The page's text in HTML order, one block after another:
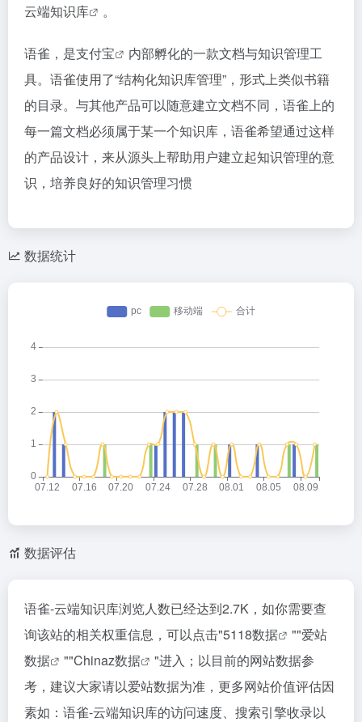
云端知识库
。
语雀，是支付宝
内部孵化的一款文档与知识管理工
具。语雀使用了“结构化知识库管理”，形式上类似书籍
的目录。与其他产品可以随意建立文档不同，语雀上的
每一篇文档必须属于某一个知识库，语雀希望通过这样
的产品设计，来从源头上帮助用户建立起知识管理的意
识，培养良好的知识管理习惯
数据统计
数据评估
语雀-云端知识库浏览人数已经达到2.7K，如你需要查
询该站的相关权重信息，可以点击"5118数据 ""爱站
数据
""Chinaz数据
"进入；以目前的网站数据参
考，建议大家请以爱站数据为准，更多网站价值评估因
素如：语雀-云端知识库的访问速度、搜索引擎收录以